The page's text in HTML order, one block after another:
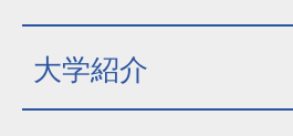
大学紹介